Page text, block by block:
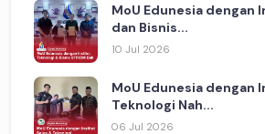
MoU Edunesia
dan Bisnis...
10 Jul 2026
MoU Edunesia dengan
Teknologi Nah...
06 Jul 2026